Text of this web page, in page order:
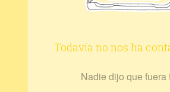
Todavía no nos ha
Nadie dijo que fuera